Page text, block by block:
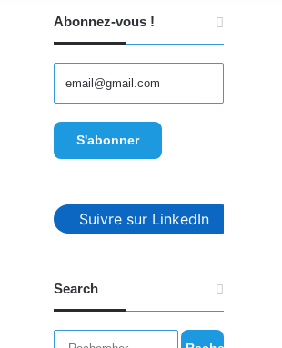
Abonnez-vous !
Suivre sur LinkedIn
Search
Rechercher :